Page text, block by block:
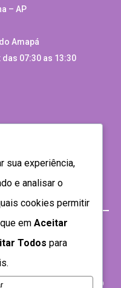
– AP
Amapá
07:30 as 13:30
sua experiência,
e analisar o
cookies permitir
em Aceitar
Todos para